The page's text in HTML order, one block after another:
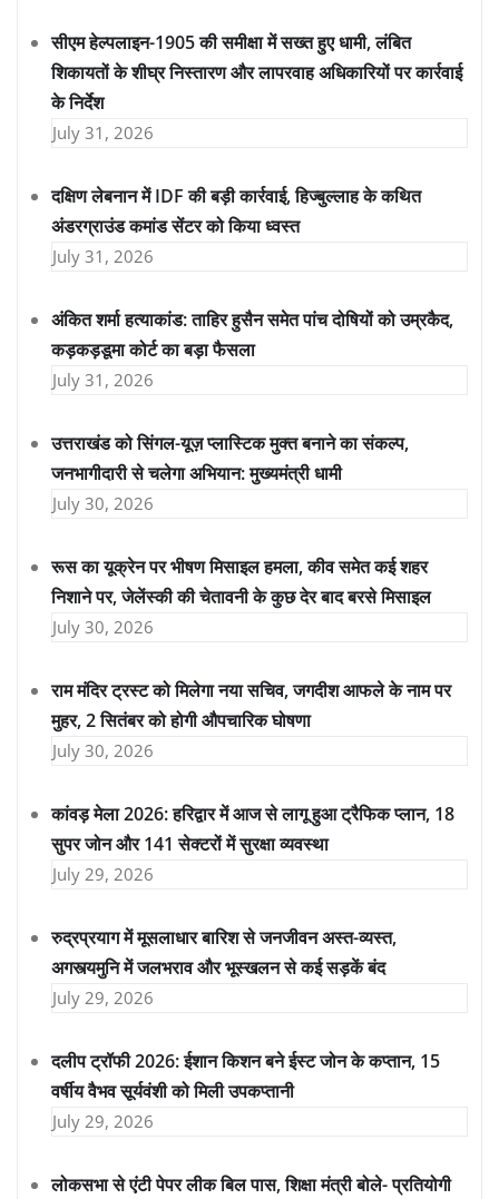
सीएम हेल्पलाइन-1905 की समीक्षा में सख्त हुए धामी, लंबित
शिकायतों के शीघ्र निस्तारण और लापरवाह अधिकारियों पर कार्रवाई
के निर्देश
July 31, 2026
दक्षिण लेबनान में IDF की बड़ी कार्रवाई, हिज्बुल्लाह के कथित
अंडरग्राउंड कमांड सेंटर को किया ध्वस्त
July 31, 2026
अंकित शर्मा हत्याकांड: ताहिर हुसैन समेत पांच दोषियों को उम्रकैद,
कड़कड़डूमा कोर्ट का बड़ा फैसला
July 31, 2026
उत्तराखंड को सिंगल-यूज़ प्लास्टिक मुक्त बनाने का संकल्प,
जनभागीदारी से चलेगा अभियान: मुख्यमंत्री धामी
July 30, 2026
रूस का यूक्रेन पर भीषण मिसाइल हमला, कीव समेत कई शहर
निशाने पर, जेलेंस्की की चेतावनी के कुछ देर बाद बरसे मिसाइल
July 30, 2026
राम मंदिर ट्रस्ट को मिलेगा नया सचिव, जगदीश आफले के नाम पर
मुहर, 2 सितंबर को होगी औपचारिक घोषणा
July 30, 2026
कांवड़ मेला 2026: हरिद्वार में आज से लागू हुआ ट्रैफिक प्लान, 18
सुपर जोन और 141 सेक्टरों में सुरक्षा व्यवस्था
July 29, 2026
रुद्रप्रयाग में मूसलाधार बारिश से जनजीवन अस्त-व्यस्त,
अगस्त्यमुनि में जलभराव और भूस्खलन से कई सड़कें बंद
July 29, 2026
दलीप ट्रॉफी 2026: ईशान किशन बने ईस्ट जोन के कप्तान, 15
वर्षीय वैभव सूर्यवंशी को मिली उपकप्तानी
July 29, 2026
लोकसभा से एंटी पेपर लीक बिल पास, शिक्षा मंत्री बोले- प्रतियोगी